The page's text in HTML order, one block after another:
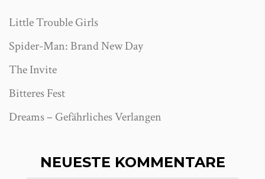
Little Trouble Girls
Spider-Man: Brand New Day
The Invite
Bitteres Fest
Dreams – Gefährliches Verlangen
NEUESTE KOMMENTARE